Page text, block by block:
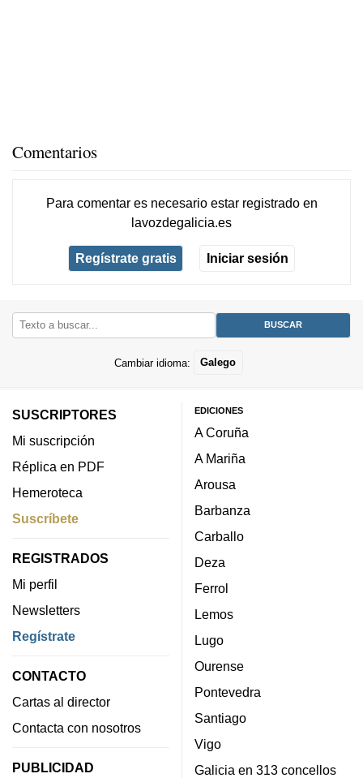
Comentarios
Para comentar es necesario estar registradoen
lavozdegalicia.es
Regístrate gratis Iniciar sesión
Cambiar idioma: Galego
SUSCRIPTORES
Mi suscripción
Réplica en PDF
Hemeroteca
Suscríbete
REGISTRADOS
Mi perfil
Newsletters
Regístrate
CONTACTO
Cartas al director
Contacta con nosotros
PUBLICIDAD
EDICIONES
A Coruña
A Mariña
Arousa
Barbanza
Carballo
Deza
Ferrol
Lemos
Lugo
Ourense
Pontevedra
Santiago
Vigo
Galicia en 313 concellos